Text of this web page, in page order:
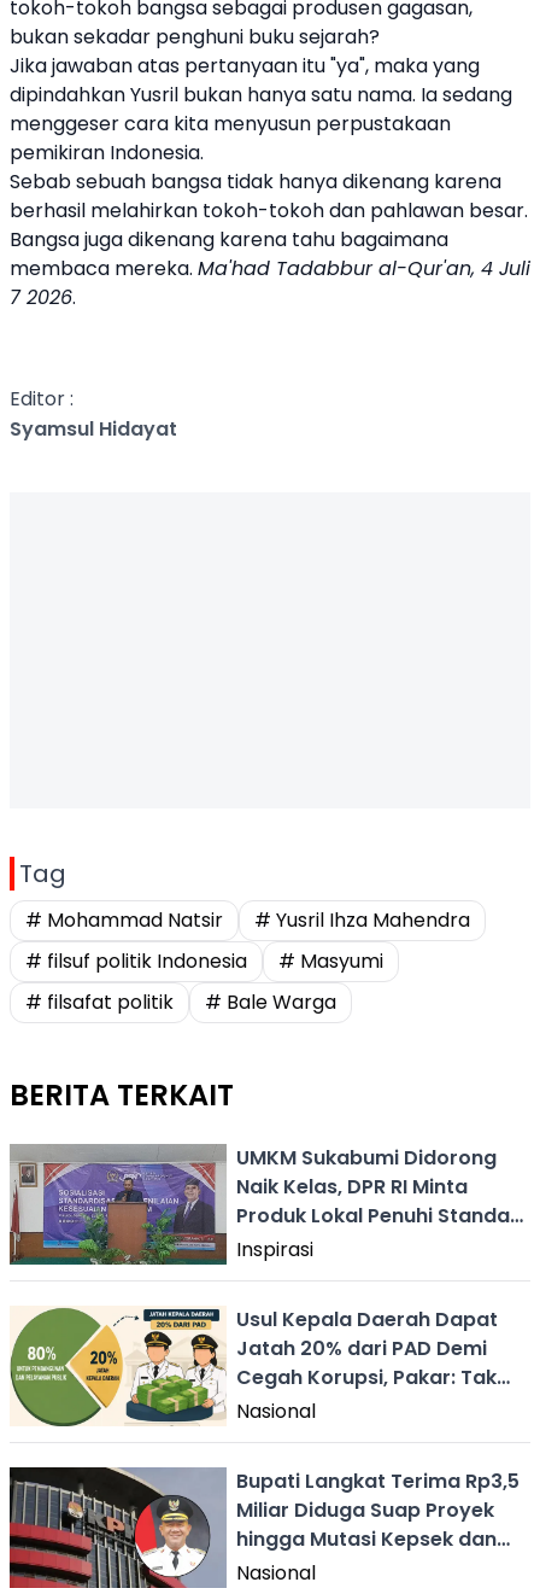
tokoh-tokoh bangsa sebagai produsen gagasan,
bukan sekadar penghuni buku sejarah?
Jika jawaban atas pertanyaan itu "ya", maka yang
dipindahkan Yusril bukan hanya satu nama. Ia sedang
menggeser cara kita menyusun perpustakaan
pemikiran Indonesia.
Sebab sebuah bangsa tidak hanya dikenang karena
berhasil melahirkan tokoh-tokoh dan pahlawan besar.
Bangsa juga dikenang karena tahu bagaimana
membaca mereka. Ma'had Tadabbur al-Qur'an, 4 Juli
7 2026.
Editor :
Syamsul Hidayat
Tag
# Mohammad Natsir
# Yusril Ihza Mahendra
# filsuf politik Indonesia
# Masyumi
# filsafat politik
# Bale Warga
BERITA TERKAIT
UMKM Sukabumi Didorong
Naik Kelas, DPR RI Minta
Produk Lokal Penuhi Standar
Mutu demi Rebut Pasar
Wisata
Inspirasi
Usul Kepala Daerah Dapat
Jatah 20% dari PAD Demi
Cegah Korupsi, Pakar: Tak
Masuk Akal
Nasional
Bupati Langkat Terima Rp3,5
Miliar Diduga Suap Proyek
hingga Mutasi Kepsek dan
Camat
Nasional